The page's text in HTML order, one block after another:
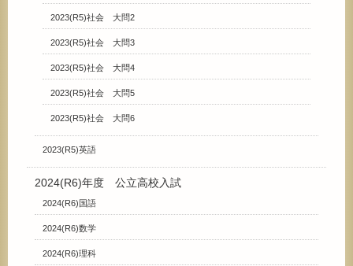
2023(R5)社会 大問2
2023(R5)社会 大問3
2023(R5)社会 大問4
2023(R5)社会 大問5
2023(R5)社会 大問6
2023(R5)英語
2024(R6)年度 公立高校入試
2024(R6)国語
2024(R6)数学
2024(R6)理科